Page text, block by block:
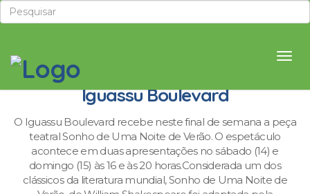
Fim de semana com teatro no
Iguassu Boulevard
O Iguassu Boulevard recebe neste final de semana a peça
teatral Sonho de Uma Noite de Verão. O espetáculo
acontece em duas apresentações no sábado (14) e
domingo (15) às 16 e às 20 horas.Considerada um dos
clássicos da literatura mundial, Sonho de Uma Noite de